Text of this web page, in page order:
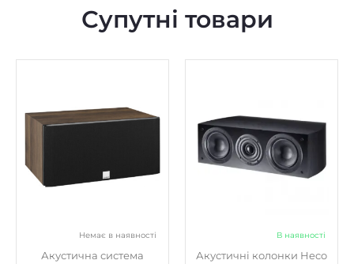
Супутні товари
Немає в наявності
Акустична система
В наявності
Акустичні колонки Heco